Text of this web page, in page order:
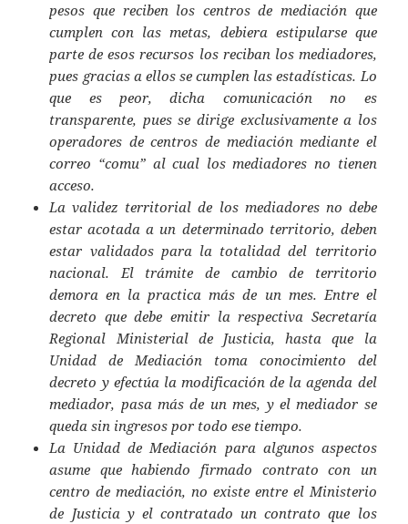
pesos que reciben los centros de mediación que
cumplen con las metas, debiera estipularse que
parte de esos recursos los reciban los mediadores,
pues gracias a ellos se cumplen las estadísticas. Lo
que es peor, dicha comunicación no es
transparente, pues se dirige exclusivamente a los
operadores de centros de mediación mediante el
correo “comu” al cual los mediadores no tienen
acceso.
La validez territorial de los mediadores no debe
estar acotada a un determinado territorio, deben
estar validados para la totalidad del territorio
nacional. El trámite de cambio de territorio
demora en la practica más de un mes. Entre el
decreto que debe emitir la respectiva Secretaría
Regional Ministerial de Justicia, hasta que la
Unidad de Mediación toma conocimiento del
decreto y efectúa la modificación de la agenda del
mediador, pasa más de un mes, y el mediador se
queda sin ingresos por todo ese tiempo.
La Unidad de Mediación para algunos aspectos
asume que habiendo firmado contrato con un
centro de mediación, no existe entre el Ministerio
de Justicia y el contratado un contrato que los